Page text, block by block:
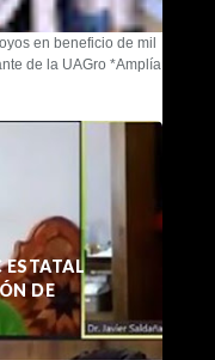
en beneficio de mil
de la UAGro *Amplía
ESTATAL
DE